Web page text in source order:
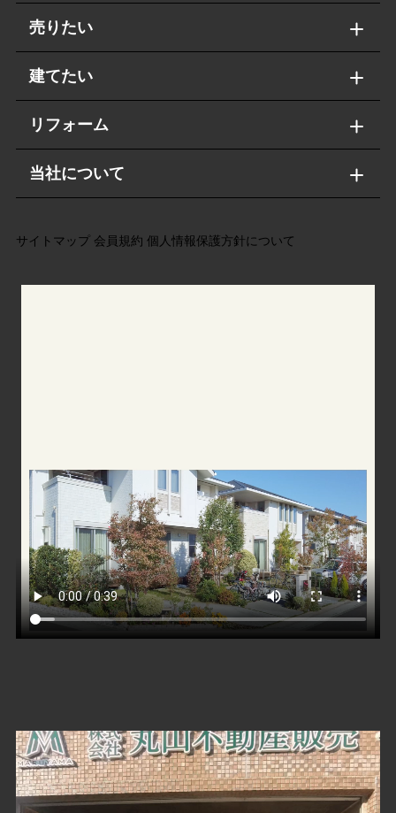
売りたい
建てたい
リフォーム
当社について
サイトマップ 会員規約 個人情報保護方針について